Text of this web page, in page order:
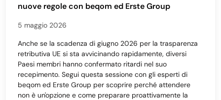
nuove regole con beqom ed Erste Group
5 maggio 2026
Anche se la scadenza di giugno 2026 per la trasparenza
retributiva UE si sta avvicinando rapidamente, diversi
Paesi membri hanno confermato ritardi nel suo
recepimento. Segui questa sessione con gli esperti di
beqom ed Erste Group per scoprire perché attendere
non è un'opzione e come preparare proattivamente la